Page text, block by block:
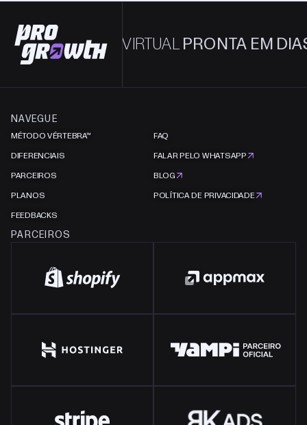
LOJA VIRTUAL PRONTA EM DIAS.NÃO
NAVEGUE
MÉTODO VÉRTEBRA™
DIFERENCIAIS
PARCEIROS
PLANOS
FEEDBACKS
FAQ
FALAR PELO WHATSAPP
BLOG
POLÍTICA DE PRIVACIDADE
PARCEIROS